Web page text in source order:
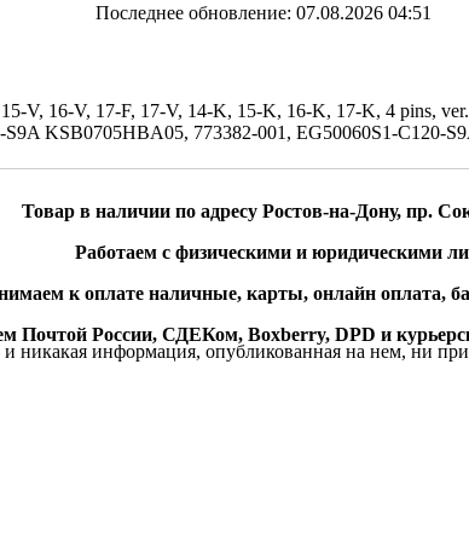
Последнее обновление: 07.08.2026 04:51
V, 16-V, 17-F, 17-V, 14-K, 15-K, 16-K, 17-K, 4 pins,
KSB0705HBA05, 773382-001, EG50060S1-C120-
Товар в наличии по адресу Ростов-на-Дону, пр.
Работаем с физическими и юридическими
к оплате наличные, карты, онлайн оплата,
Почтой России, СДЕКом, Boxberry, DPD и
никакая информация, опубликованная на нем, ни